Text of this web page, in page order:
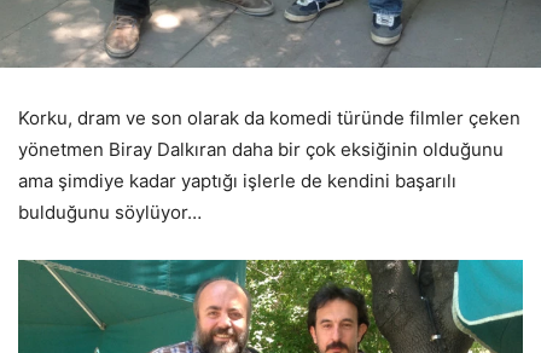
Korku, dram ve son olarak da komedi türünde filmler çeken
yönetmen Biray Dalkıran daha bir çok eksiğinin olduğunu
ama şimdiye kadar yaptığı işlerle de kendini başarılı
bulduğunu söylüyor…